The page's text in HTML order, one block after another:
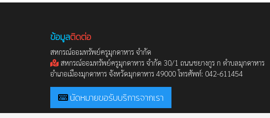
ข้อมูลติดต่อ
สหกรณ์ออมทรัพย์ครูมุกดาหาร จำกัด
สหกรณ์ออมทรัพย์ครูมุกดาหาร จำกัด 30/1 ถนนชยางกูร ก ตำบลมุกดาหาร
อำเภอเมืองมุกดาหาร จังหวัดมุกดาหาร 49000 โทรศัพท์: 042-611454
นัดหมายขอรับบริการจากเรา